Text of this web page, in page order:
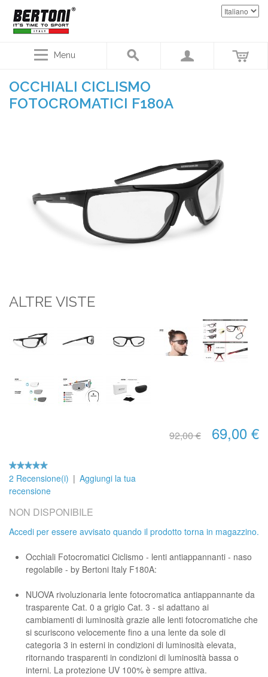
Menu
OCCHIALI CICLISMO
FOTOCROMATICI F180A
ALTRE VISTE
92,00 € 69,00 €
2 Recensione(i) | Aggiungi la tua
recensione
NON DISPONIBILE
Accedi per essere avvisato quando il prodotto torna in magazzino.
Occhiali Fotocromatici Ciclismo - lenti antiappannanti - naso
regolabile - by Bertoni Italy F180A:
NUOVA rivoluzionaria lente fotocromatica antiappannante da
trasparente Cat. 0 a grigio Cat. 3 - si adattano ai
cambiamenti di luminosità grazie alle lenti fotocromatiche che
si scuriscono velocemente fino a una lente da sole di
categoria 3 in esterni in condizioni di luminosità elevata,
ritornando trasparenti in condizioni di luminosità bassa o
interni. La protezione UV 100% è sempre attiva.